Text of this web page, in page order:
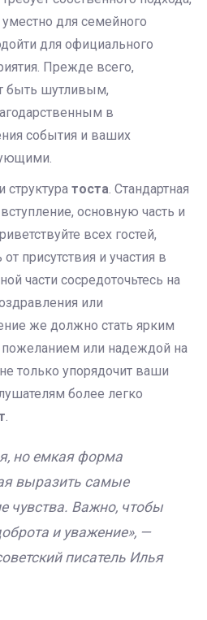
уместно для семейного
для официального
Прежде всего,
быть шутливым,
в
события и ваших
структура тоста. Стандартная
основную часть и
всех гостей,
присутствия и участия в
части сосредоточьтесь на
или
же должно стать ярким
или надеждой на
только упорядочит ваши
более легко
.
но емкая форма
выразить самые
чувства. Важно, чтобы
и уважение», —
писатель Илья